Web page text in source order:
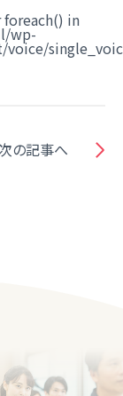
in
wp-
の記事へ